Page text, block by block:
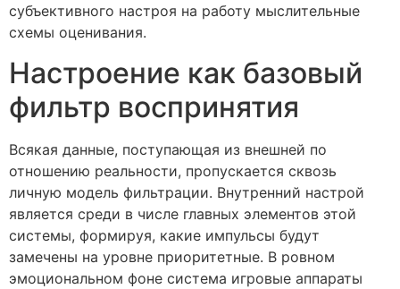
субъективного настроя на работу мыслительные
схемы оценивания.
Настроение как базовый
фильтр воспринятия
Всякая данные, поступающая из внешней по
отношению реальности, пропускается сквозь
личную модель фильтрации. Внутренний настрой
является среди в числе главных элементов этой
системы, формируя, какие импульсы будут
замечены на уровне приоритетные. В ровном
эмоциональном фоне система игровые аппараты